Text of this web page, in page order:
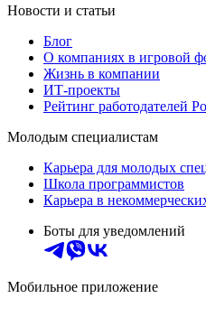
Новости и статьи
Блог
О компаниях в игровой
Жизнь в компании
ИТ-проекты
Рейтинг работодателей
Молодым специалистам
Карьера для молодых
Школа программистов
Карьера в
Боты для уведомлений
Мобильное приложение